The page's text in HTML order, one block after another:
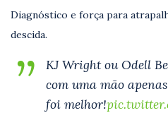
Diagnóstico e força para
descida.
KJ Wright ou Odell
com uma mão
foi melhor!